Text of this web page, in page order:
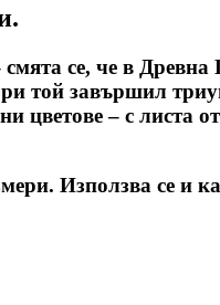
смята се, че в
той завършил
– с листа от
Използва се и